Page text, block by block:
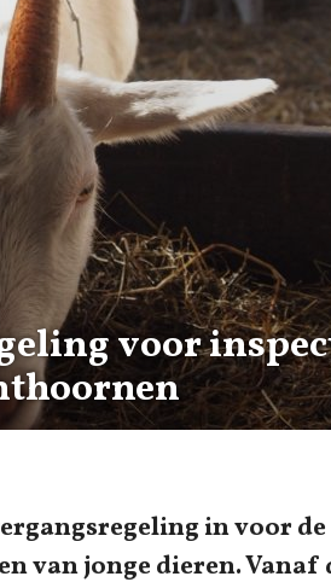
voor
in voor
van jonge dieren. Vanaf